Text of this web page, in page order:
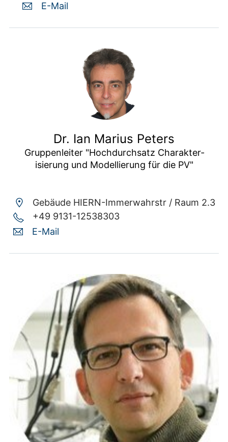
E-Mail
Dr. Ian Marius Peters
Gruppenleiter "Hoch­durch­satz Cha­rakter­
isierung und Modell­ierung für die PV"
Gebäude HIERN-Immerwahrstr / Raum 2.3
+49 9131-12538303
E-Mail